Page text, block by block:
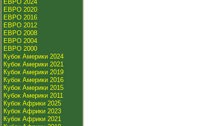
ЕВРО 2024
ЕВРО 2020
ЕВРО 2016
ЕВРО 2012
ЕВРО 2008
ЕВРО 2004
ЕВРО 2000
Кубок Америки 2024
Кубок Америки 2021
Кубок Америки 2019
Кубок Америки 2016
Кубок Америки 2015
Кубок Америки 2011
Кубок Африки 2025
Кубок Африки 2023
Кубок Африки 2021